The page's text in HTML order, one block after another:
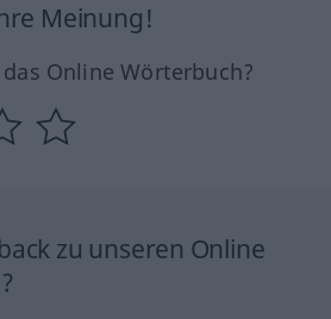
Meinung!
Online Wörterbuch?
zu unseren Online